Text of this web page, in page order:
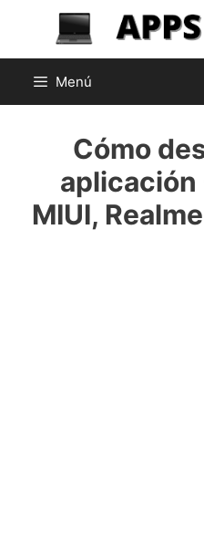
contenido
Menú
Cómo
aplicación
MIUI,